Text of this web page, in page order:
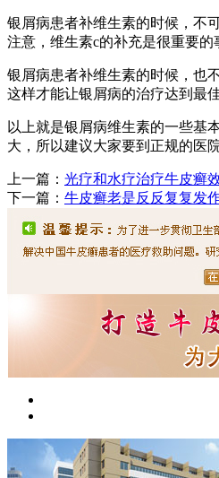
银屑病患者补维生素的时候，不
注意，维生素c的补充是很重要
银屑病患者补维生素的时候，也
这样才能让银屑病的治疗达到最
以上就是银屑病维生素的一些基
大，所以建议大家要到正规的医
上一篇： 光疗和水疗治疗牛皮癣
下一篇： 牛皮癣老是反反复复发